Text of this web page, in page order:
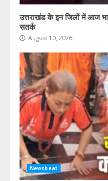
उत्तराखंड के इन जिलों में आज
सतर्क
August 10, 2026
Newsbeat